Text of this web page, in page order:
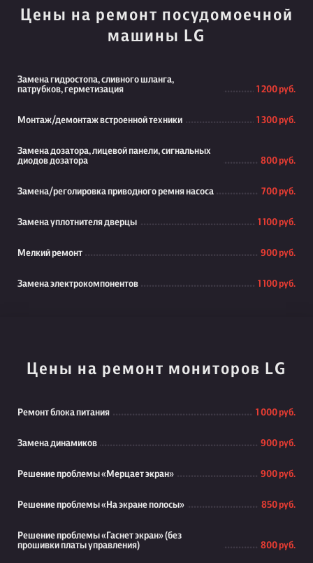
Цены на ремонт посудомоечной
машины LG
Замена гидростопа, сливного шланга,
патрубков, герметизация
1 200 руб.
Монтаж/демонтаж встроенной техники 1 300 руб.
Замена дозатора, лицевой панели, сигнальных
диодов дозатора
800 руб.
Замена/реголировка приводного ремня насоса 700 руб.
Замена уплотнителя дверцы 1 100 руб.
Мелкий ремонт 900 руб.
Замена электрокомпонентов 1 100 руб.
Цены на ремонт мониторов LG
Ремонт блока питания 1 000 руб.
Замена динамиков 900 руб.
Решение проблемы «Мерцает экран» 900 руб.
Решение проблемы «На экране полосы» 850 руб.
Решение проблемы «Гаснет экран» (без
прошивки платы управления)
800 руб.